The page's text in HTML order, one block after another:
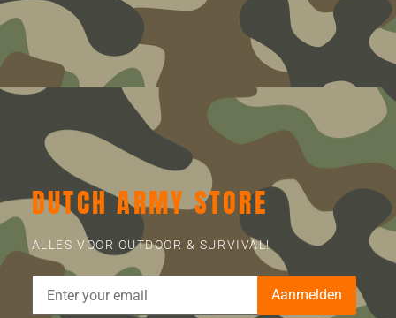
DUTCH ARMY STORE
ALLES VOOR OUTDOOR & SURVIVAL!
Aanmelden